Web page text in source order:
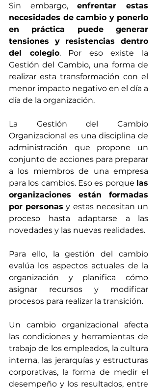
Sin embargo, enfrentar estas
necesidades de cambio y ponerlo
en práctica puede generar
tensiones y resistencias dentro
del colegio. Por eso existe la
Gestión del Cambio, una forma de
realizar esta transformación con el
menor impacto negativo en el día a
día de la organización.
La Gestión del Cambio
Organizacional es una disciplina de
administración que propone un
conjunto de acciones para preparar
a los miembros de una empresa
para los cambios. Eso es porque las
organizaciones están formadas
por personas y estas necesitan un
proceso hasta adaptarse a las
novedades y las nuevas realidades.
Para ello, la gestión del cambio
evalúa los aspectos actuales de la
organización y planifica cómo
asignar recursos y modificar
procesos para realizar la transición.
Un cambio organizacional afecta
las condiciones y herramientas de
trabajo de los empleados, la cultura
interna, las jerarquías y estructuras
corporativas, la forma de medir el
desempeño y los resultados, entre